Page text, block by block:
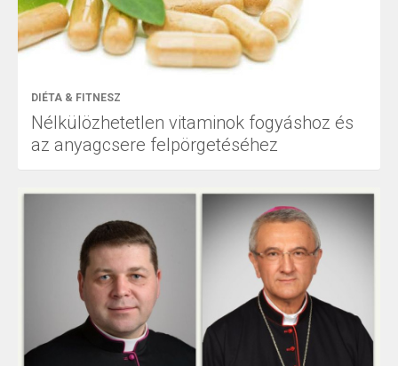
DIÉTA & FITNESZ
Nélkülözhetetlen vitaminok fogyáshoz és
az anyagcsere felpörgetéséhez